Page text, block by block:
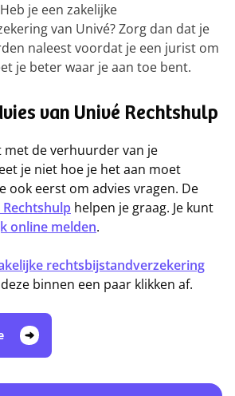
je een zakelijke
van Univé? Zorg dan dat je
naleest voordat je een jurist om
je beter waar je aan toe bent.
van Univé Rechtshulp
met de verhuurder van je
je niet hoe je het aan moet
ook eerst om advies vragen. De
Rechtshulp helpen je graag. Je kunt
online melden.
rechtsbijstandverzekering
binnen een paar klikken af.